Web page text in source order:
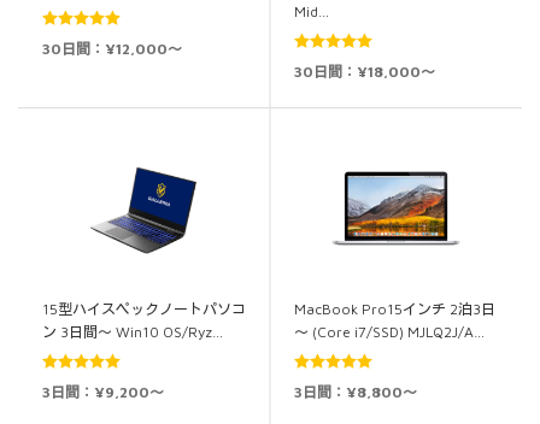
5段階中 5.00
30日間：¥12,000～
Mid…
5段階中 5.00
30日間：¥18,000～
15型ハイスペックノートパソコ
ン 3日間～ Win10 OS/Ryz…
5段階中
3日間：¥9,200～
MacBook Pro15インチ 2泊3日
～ (Core i7/SSD) MJLQ2J/A…
5段階中
3日間：¥8,800～